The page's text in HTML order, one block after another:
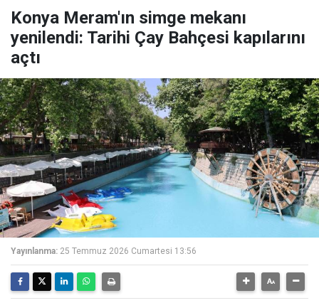
Konya Meram'ın simge mekanı
yenilendi: Tarihi Çay Bahçesi kapılarını
açtı
Yayınlanma: 25 Temmuz 2026 Cumartesi 13:56